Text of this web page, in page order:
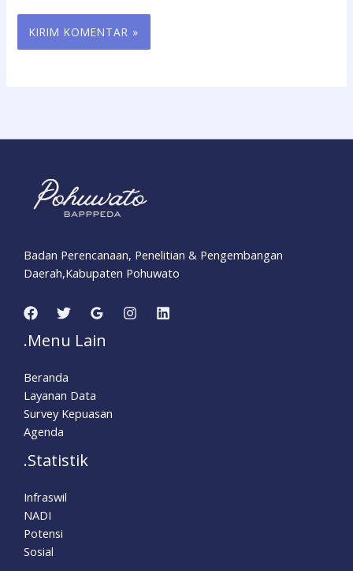
Badan Perencanaan, Penelitian & Pengembangan
Daerah,Kabupaten Pohuwato
.Menu Lain
Beranda
Layanan Data
Survey Kepuasan
Agenda
.Statistik
Infraswil
NADI
Potensi
Sosial